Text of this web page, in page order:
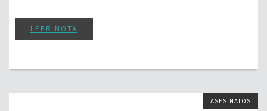
LEER NOTA
ASESINATOS